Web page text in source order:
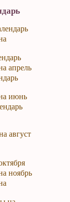
апрель
июнь
август
ноябрь